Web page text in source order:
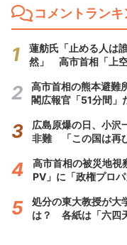
コメントランキ
蓮舫氏「止める人は
然」 高市首相「上
高市首相の熊本避
閣広報官「51分間」
広島原爆の日、小沢
非難 「この国は再
高市首相の被災地
PV」に「政権プロ
処分の東大教授が大
は？ 各紙は「六四